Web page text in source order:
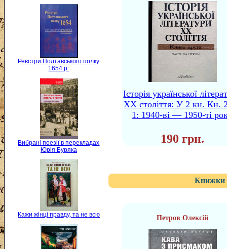
Реєстри Полтавського полку
1654 р.
Вибрані поезії в перекладах
Юрія Буряка
Кажи жінці правду, та не всю
Історія української
XX століття: У 2 кн. Кн.
1: 1940-ві — 1950-ті
190 грн.
Книжки
Петров Олексій